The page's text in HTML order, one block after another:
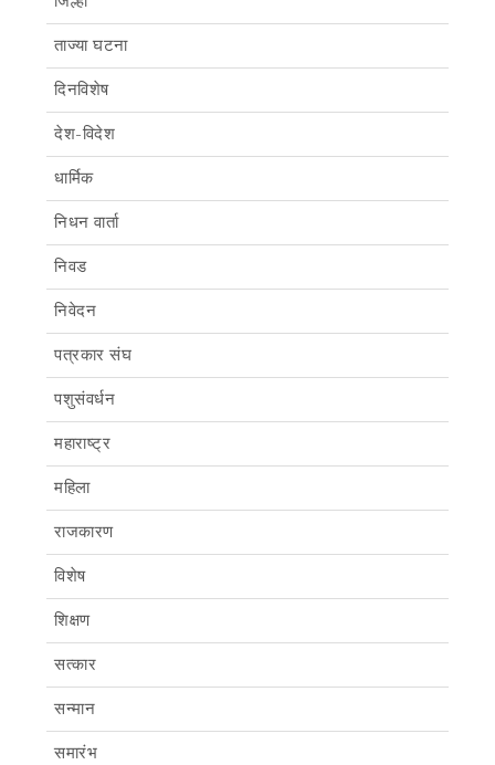
ताज्या घटना
दिनविशेष
देश-विदेश
धार्मिक
निधन वार्ता
निवड
निवेदन
पत्रकार संघ
पशुसंवर्धन
महाराष्ट्र
महिला
राजकारण
विशेष
शिक्षण
सत्कार
सन्मान
समारंभ